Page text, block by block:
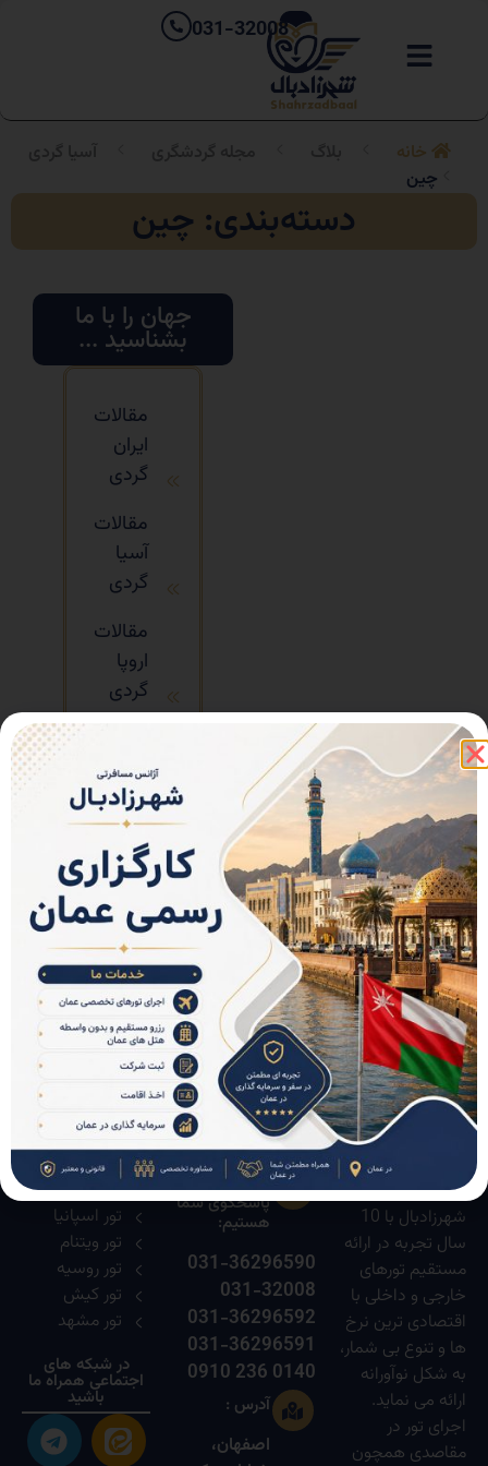
031-32008
خانه مجله گردشگری
آسیا گردی
چین
دسته‌بندی: چین
جهان را با ما
بشناسید ...
مقالات
ایران
گردی
مقالات
آسیا
گردی
مقالات
اروپا
گردی
آفریقا
گردی
مقالات
آمریکا
گردی
مقالات
استرالیا
گردی
از ما بیشتر بدانید ...
دفتر خدمات
مسافرت هوائی و
جهانگردی
شهرزادبال با 10
سال تجربه در ارائه
مستقیم تورهای
خارجی و داخلی با
اقتصادی ترین نرخ
ها و تنوع بی شمار،
به شکل نوآورانه
ارائه می نماید.
اجرای تور در
مقاصدی همچون
راه های ارتباط با ما
7 روز هفته /
24 ساعت
شبانه روز
پاسخگوی شما
هستیم:
031-36296590
031-32008
031-36296592
031-36296591
0140 236 0910
آدرس :
اصفهان،
تور ترکیبی
سوئیس
تور اسپانیا
تور ویتنام
تور روسیه
تور کیش
تور مشهد
تور های پر طرفدار
در شبکه های
اجتماعی همراه ما
باشید